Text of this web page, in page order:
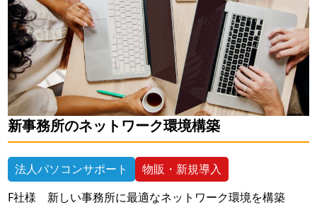
新事務所のネットワーク環境構築
法人パソコンサポート
物販・新規導入
F社様 新しい事務所に最適なネットワーク環境を構築